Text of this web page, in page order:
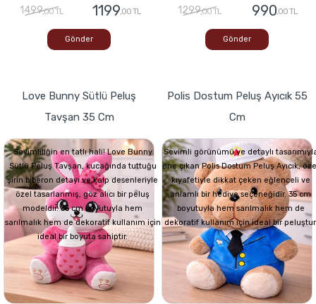
1499,00 TL 1199,00 TL
Gönder
1299,00 TL 990,00 TL
Gönder
Love Bunny Sütlü Peluş
Tavşan 35 Cm
Sevimliliğin en tatlı hali! Love Bunny
Sütlü Peluş Tavşan, kucağında tuttuğu
şirin biberon detayı ve kalp desenleriyle
özel tasarlanmış, göz alıcı bir peluş
modeldir. 35 cm boyutuyla hem
sarılmalık hem de dekoratif kullanım için
ideal bir boyuta sahiptir.
Polis Dostum Peluş Ayıcık 55
Cm
Sevimli görünümü ve detaylı
öne çıkan Polis Dostum Peluş Ayıcık,
kıyafetiyle dikkat çeken eğlenceli ve
anlamlı bir hediye seçeneğidir. 35 cm
boyutuyla hem sarılmalık hem de
dekoratif kullanım için ideal bir